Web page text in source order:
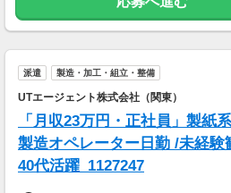
★シフト例：9-18時、7-11時、8-12時
など
★短期2ヶ月～長期歓迎！
派遣 製造・加工・組立・整備
UTエージェント株式会社（関東）
「月収23万円・正社員」製紙
製造オペレーター日勤 /未経験
40代活躍_1127247